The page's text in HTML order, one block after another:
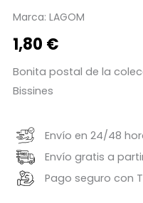
Marca: LAGOM
1,80 €
Bonita postal de la
Bissines
Envío en 24/48
Envío gratis a
Pago seguro con